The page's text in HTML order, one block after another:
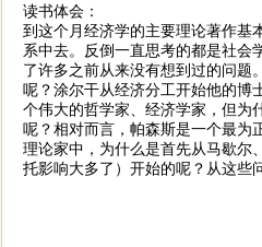
读书体会：
到这个月经济学的主要理论著作基
系中去。反倒一直思考的都是社会
了许多之前从来没有想到过的问题
呢？涂尔干从经济分工开始他的博
个伟大的哲学家、经济学家，但为
呢？相对而言，帕森斯是一个最为
理论家中，为什么是首先从马歇尔
托影响大多了）开始的呢？从这些